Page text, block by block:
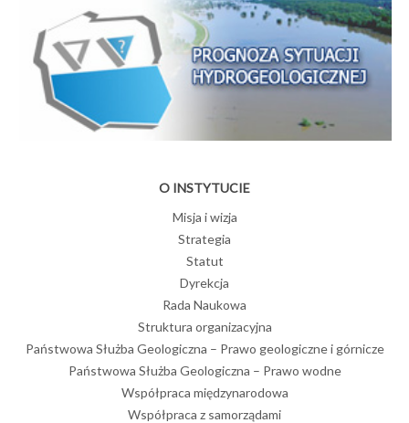
O INSTYTUCIE
Misja i wizja
Strategia
Statut
Dyrekcja
Rada Naukowa
Struktura organizacyjna
Państwowa Służba Geologiczna – Prawo geologiczne i górnicze
Państwowa Służba Geologiczna – Prawo wodne
Współpraca międzynarodowa
Współpraca z samorządami